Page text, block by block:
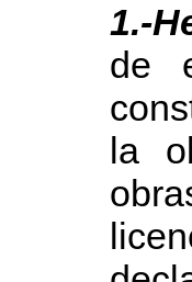
1.-
de
la